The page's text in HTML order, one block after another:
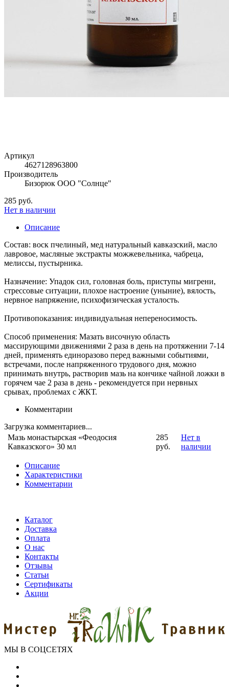
Артикул
4627128963800
Производитель
Бизорюк ООО "Солнце"
285 руб.
Нет в наличии
Описание
Состав: воск пчелиный, мед натуральный кавказский, масло
лавровое, масляные экстракты можжевельника, чабреца,
мелиссы, пустырника.
Назначение: Упадок сил, головная боль, приступы мигрени,
стрессовые ситуации, плохое настроение (уныние), вялость,
нервное напряжение, психофизическая усталость.
Противопоказания: индивидуальная непереносимость.
Способ применения: Мазать височную область
массирующими движениями 2 раза в день на протяжении 7-14
дней, применять единоразово перед важными событиями,
встречами, после напряженного трудового дня, можно
принимать внутрь, растворив мазь на кончике чайной ложки в
горячем чае 2 раза в день - рекомендуется при нервных
срывах, проблемах с ЖКТ.
Комментарии
Загрузка комментариев...
Мазь монастырская «Феодосия
Кавказского» 30 мл
285
руб.
Нет в
наличии
Описание
Характеристики
Комментарии
Каталог
Доставка
Оплата
О нас
Контакты
Отзывы
Статьи
Сертификаты
Акции
МЫ В СОЦСЕТЯХ